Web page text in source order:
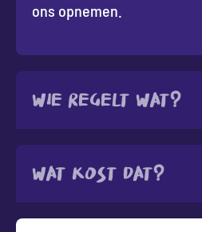
ons opnemen.
Wie regelt wat?
Wat kost dat?